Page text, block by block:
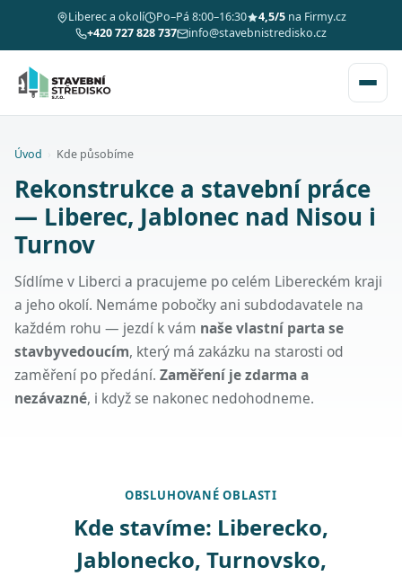
Liberec a okolí Po–Pá 8:00–16:30 4,5/5na Firmy.cz
+420 727 828 737
info@stavebnistredisko.cz
Úvod Kde působíme
Rekonstrukce a stavební práce
— Liberec, Jablonec nad Nisou i
Turnov
Sídlíme v Liberci a pracujeme po celém Libereckém kraji
a jeho okolí. Nemáme pobočky ani subdodavatele na
každém rohu — jezdí k vám naše vlastní parta se
stavbyvedoucím, který má zakázku na starosti od
zaměření po předání. Zaměření je zdarma a
nezávazné, i když se nakonec nedohodneme.
OBSLUHOVANÉ OBLASTI
Kde stavíme: Liberecko,
Jablonecko, Turnovsko,